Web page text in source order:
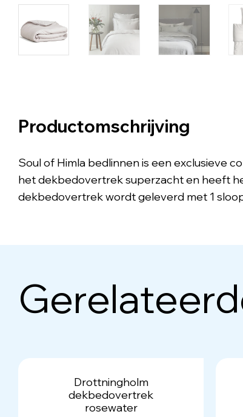
Productomschrijving
Soul of Himla bedlinnen is een exclusieve
het dekbedovertrek superzacht en heeft
dekbedovertrek wordt geleverd met 1
Drottningholm
dekbedovertrek
rosewater